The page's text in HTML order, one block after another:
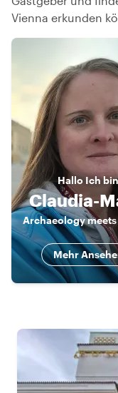
Vienna erkunden
Hallo Ich bin
Claudia-
Mehr